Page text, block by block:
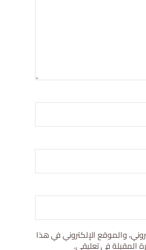
والموقع الإلكتروني في هذا
المقبلة في تعليقي.